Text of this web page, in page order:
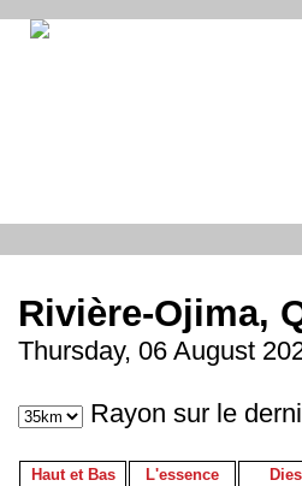
Rivière-Ojima,
Thursday, 06 August
Rayon sur le
Haut et Bas L'essence